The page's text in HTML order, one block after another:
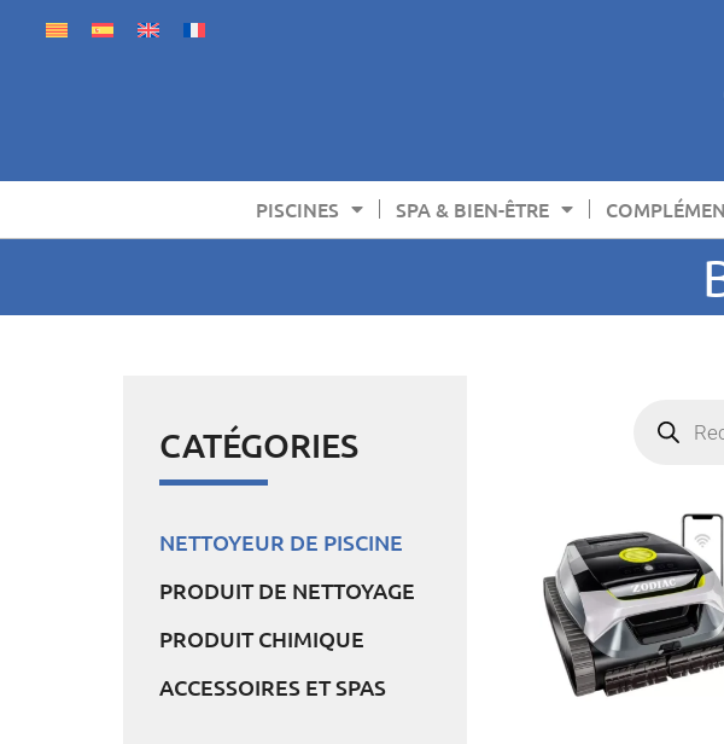
PISCINES SPA & BIEN-ÊTRE
CATÉGORIES
NETTOYEUR DE PISCINE
PRODUIT DE NETTOYAGE
PRODUIT CHIMIQUE
ACCESSOIRES ET SPAS